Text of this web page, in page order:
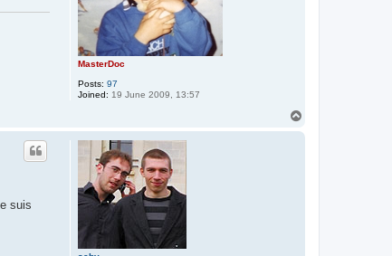
MasterDoc
Posts: 97
Joined: 19 June 2009, 13:57
suis